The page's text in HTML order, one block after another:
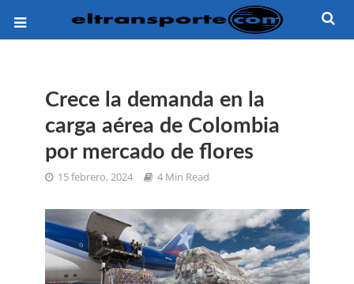
Crece la demanda en la
carga aérea de Colombia
por mercado de flores
15 febrero, 2024 4 Min Read